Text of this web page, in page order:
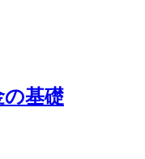
の基礎